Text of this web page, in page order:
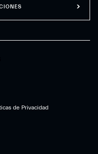
de Privacidad